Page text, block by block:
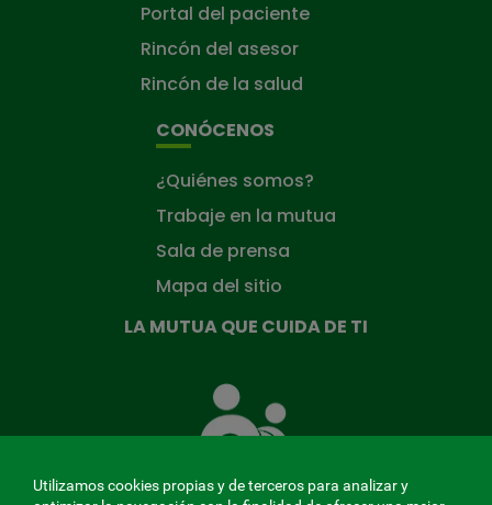
Portal del paciente
Rincón del asesor
Rincón de la salud
CONÓCENOS
¿Quiénes somos?
Trabaje en la mutua
Sala de prensa
Mapa del sitio
LA MUTUA QUE CUIDA DE TI
Mutua
que
ti
Utilizamos cookies propias y de terceros para analizar y